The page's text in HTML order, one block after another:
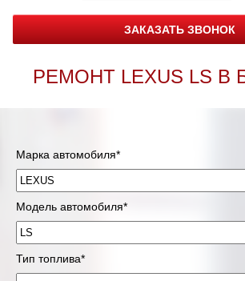
ЗАКАЗАТЬ ЗВОНОК
РЕМОНТ LEXUS LS В
Марка автомобиля*
Модель автомобиля*
Тип топлива*